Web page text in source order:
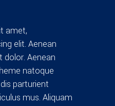
amet,
elit. Aenean
Aenean
natoque
parturient
mus. Aliquam